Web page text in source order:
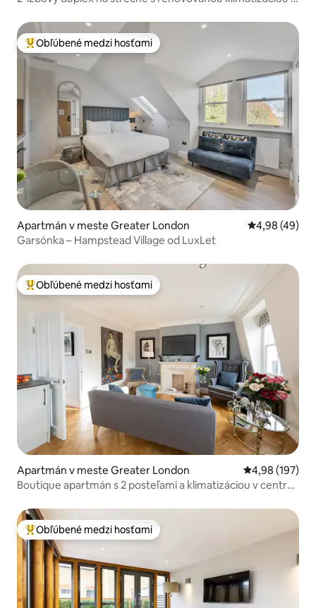
Najobľúbenejšie medzi hosťami
Obľúbené medzi hosťami
Apartmán v meste Greater London Priemerné
4,98 (49)
Garsónka – Hampstead Village od LuxLet
Najobľúbenejšie medzi hosťami
Obľúbené medzi hosťami
Apartmán v meste Greater London Priemerné
4,98 (197)
Boutique apartmán s 2 posteľami a klimatizáciou v centre
Najobľúbenejšie medzi hosťami
Obľúbené medzi hosťami